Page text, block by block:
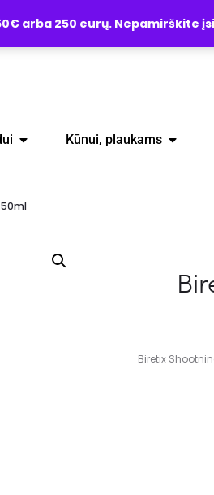
arba 250 eurų. Nepamirškite
Kūnui, plaukams
Biretix